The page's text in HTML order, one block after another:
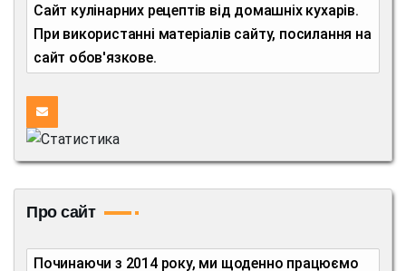
Сайт кулінарних рецептів від домашніх кухарів.
При використанні матеріалів сайту, посилання на
сайт обов'язкове.
Про сайт
Починаючи з 2014 року, ми щоденно працюємо